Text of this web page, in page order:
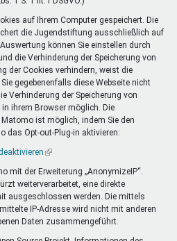
auf Ihrem Computer gespeichert. Die
die Jugendstiftung ausschließlich auf
können Sie einstellen durch
die Verhinderung der Speicherung von
der Cookies verhindern, weist die
gegebenenfalls diese Webseite nicht
Verhinderung der Speicherung von
ihrem Browser möglich. Die
ist möglich, indem Sie den
das Opt-out-Plug-in aktivieren:
(Link
extern)
mit der Erweiterung „AnonymizeIP“.
weiterverarbeitet, eine direkte
ausgeschlossen werden. Die mittels
IP-Adresse wird nicht mit anderen
Daten zusammengeführt.